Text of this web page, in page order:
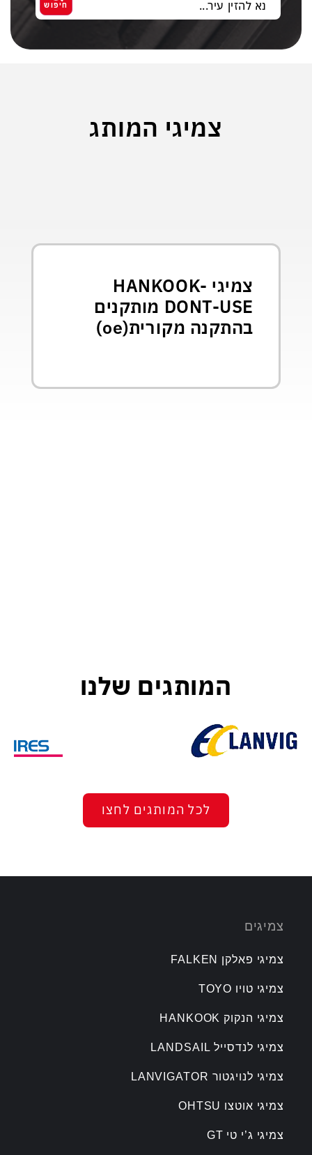
צמיגי המותג
צמיגי HANKOOK-
DONT-USE מותקנים
בהתקנה מקורית(oe)
המותגים שלנו
לכל המותגים לחצו
צמיגים
צמיגי פאלקן FALKEN
צמיגי טויו TOYO
צמיגי הנקוק HANKOOK
צמיגי לנדסייל LANDSAIL
צמיגי לנויגטור LANVIGATOR
צמיגי אוטצו OHTSU
צמיגי ג’י טי GT